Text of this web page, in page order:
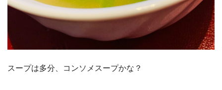
スープは多分、コンソメスープかな？